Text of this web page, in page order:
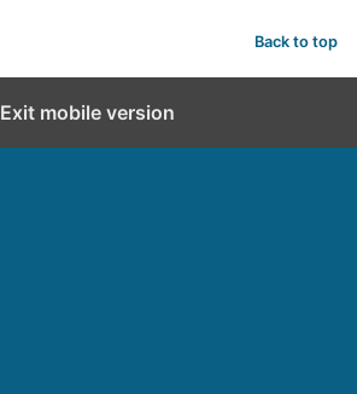
Back to top
Exit mobile version